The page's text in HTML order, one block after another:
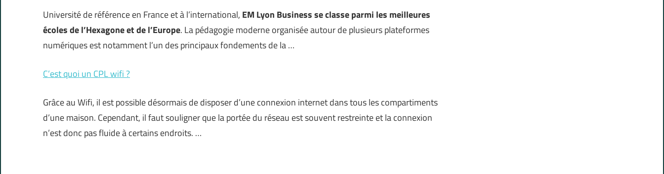
Université de référence en France et à l’international, EM Lyon Businessse classe parmi les meilleures
écoles de l’Hexagone et de l’Europe. La pédagogie moderne organisée autour de plusieurs plateformes
numériques est notamment l’un des principaux fondements de la …
C’est quoi un CPL wifi ?
Grâce au Wifi, il est possible désormais de disposer d’une connexion internet dans tous les compartiments
d’une maison. Cependant, il faut souligner que la portée du réseau est souvent restreinte et la connexion
n’est donc pas fluide à certains endroits. …